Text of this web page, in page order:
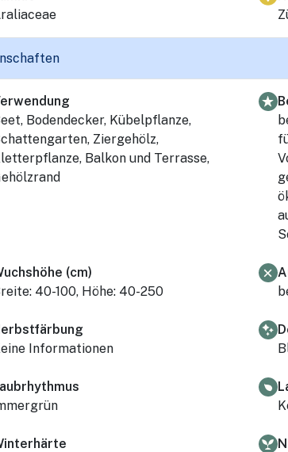
Bodendecker, Kübelpflanze,
Ziergehölz,
Balkon und Terrasse,
(cm)
40-100, Höhe: 40-250
Informationen